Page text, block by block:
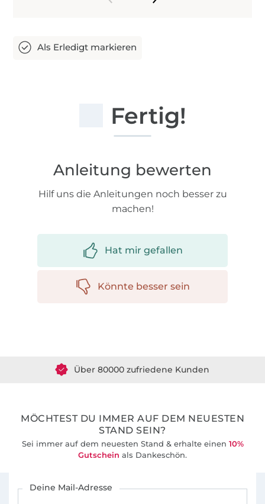
Fertig!
Anleitung bewerten
Hilf uns die Anleitungen noch besser zu
machen!
Hat mir gefallen
Könnte besser sein
Über 80000 zufriedene Kunden
MÖCHTEST DU IMMER AUF DEM NEUESTEN
STAND SEIN?
Sei immer auf dem neuesten Stand & erhalte einen 10%
Gutschein als Dankeschön.
Deine Mail-Adresse